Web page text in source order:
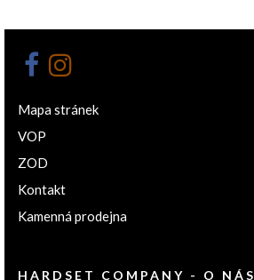
Mapa stránek
VOP
ZOD
Kontakt
Kamenná prodejna
HARDSET COMPANY - O NÁS